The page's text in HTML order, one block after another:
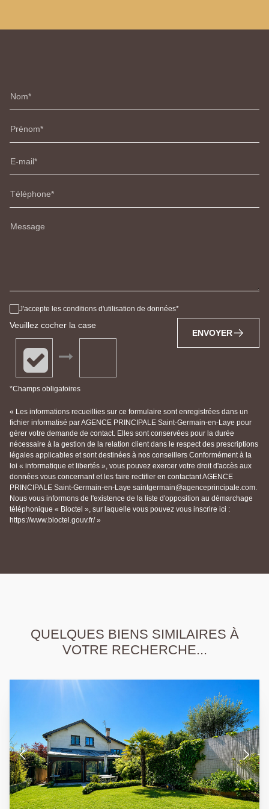
Nom
Prénom
E-mail
Téléphone
Message
J'accepte les conditions d'utilisation de données
Veuillez cocher la case
*Champs obligatoires
ENVOYER
« Les informations recueillies sur ce formulaire sont enregistrées dans un
fichier informatisé par AGENCE PRINCIPALE Saint-Germain-en-Laye pour
gérer votre demande de contact. Elles sont conservées pour la durée
nécessaire à la gestion de la relation client dans le respect des prescriptions
légales applicables et sont destinées à nos conseillers Conformément à la
loi « informatique et libertés », vous pouvez exercer votre droit d'accès aux
données vous concernant et les faire rectifier en contactant AGENCE
PRINCIPALE Saint-Germain-en-Laye saintgermain@agenceprincipale.com.
Nous vous informons de l'existence de la liste d'opposition au démarchage
téléphonique « Bloctel », sur laquelle vous pouvez vous inscrire ici :
https://www.bloctel.gouv.fr/ »
QUELQUES BIENS SIMILAIRES À
VOTRE RECHERCHE...